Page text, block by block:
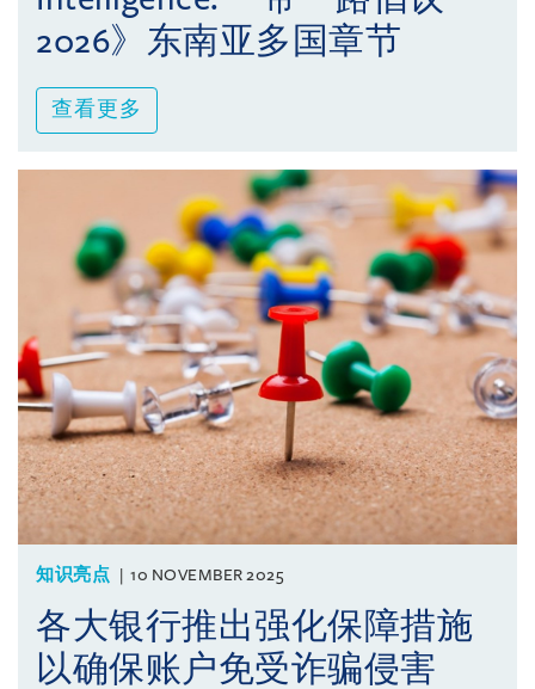
2026》东南亚多国章节
查看更多
知识亮点 10 NOVEMBER 2025
各大银行推出强化保障措施
以确保账户免受诈骗侵害